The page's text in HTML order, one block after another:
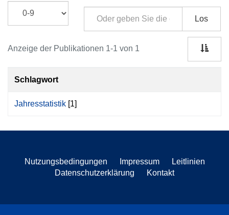
Los
Anzeige der Publikationen 1-1 von 1
Schlagwort
Jahresstatistik [1]
Nutzungsbedingungen Impressum
Leitlinien
Datenschutzerklärung
Kontakt